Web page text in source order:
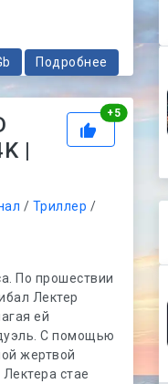
Подробнее
+5Рейтинг
|
/ Триллер /
По прошествии
Лектер
ей
С помощью
жертвой
стае